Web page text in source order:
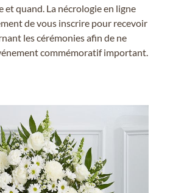
et quand. La nécrologie en ligne
de vous inscrire pour recevoir
les cérémonies afin de ne
commémoratif important.